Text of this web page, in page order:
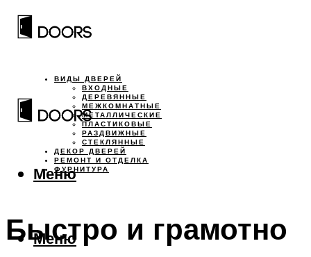
ВИДЫ ДВЕРЕЙ
ВХОДНЫЕ
ДЕРЕВЯННЫЕ
МЕЖКОМНАТНЫЕ
МЕТАЛЛИЧЕСКИЕ
ПЛАСТИКОВЫЕ
РАЗДВИЖНЫЕ
СТЕКЛЯННЫЕ
ДЕКОР ДВЕРЕЙ
РЕМОНТ И ОТДЕЛКА
ФУРНИТУРА
Меню
Меню
Быстро и грамотно